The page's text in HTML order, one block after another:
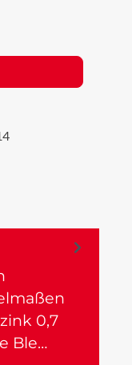
0,7
Ble…